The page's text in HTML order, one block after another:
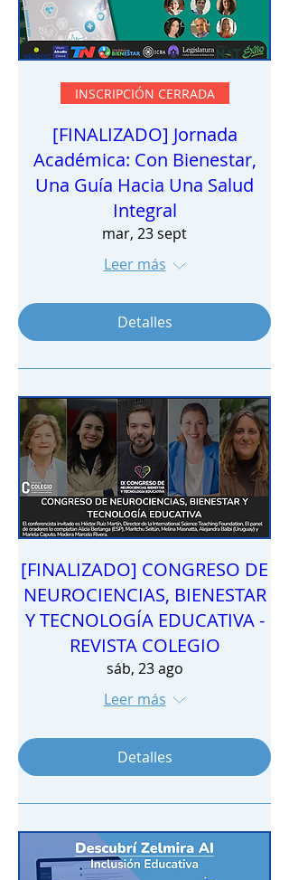
INSCRIPCIÓN CERRADA
[FINALIZADO] Jornada
Académica: Con Bienestar,
Una Guía Hacia Una Salud
Integral
mar, 23 sept
Leer más
Detalles
[FINALIZADO] CONGRESO DE
NEUROCIENCIAS, BIENESTAR
Y TECNOLOGÍA EDUCATIVA -
REVISTA COLEGIO
sáb, 23 ago
Leer más
Detalles